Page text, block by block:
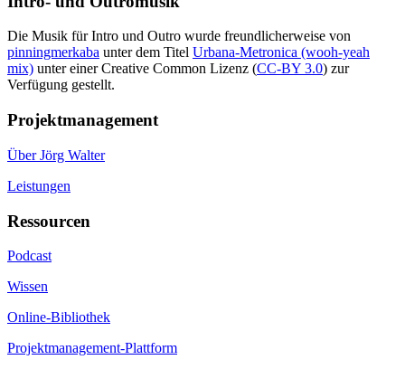
Die Musik für Intro und Outro wurde freundlicherweise von
pinningmerkaba unter dem Titel Urbana-Metronica (wooh-yeah
mix) unter einer Creative Common Lizenz (CC-BY 3.0) zur
Verfügung gestellt.
Projektmanagement
Über Jörg Walter
Leistungen
Ressourcen
Podcast
Wissen
Online-Bibliothek
Projektmanagement-Plattform